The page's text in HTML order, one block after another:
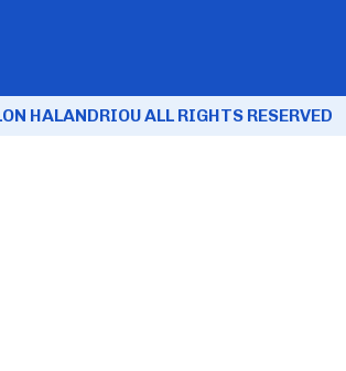
HALANDRIOU ALL RIGHTS RESERVED